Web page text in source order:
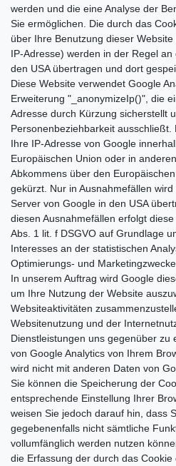
werden und die eine Analyse der
Sie ermöglichen. Die durch das
über Ihre Benutzung dieser
IP-Adresse) werden in der Regel
den USA übertragen und dort
Diese Website verwendet Google
Erweiterung "_anonymizeIp()", die
Adresse durch Kürzung sicherstellt
Personenbeziehbarkeit ausschließt.
Ihre IP-Adresse von Google
Europäischen Union oder in
Abkommens über den
gekürzt. Nur in Ausnahmefällen
Server von Google in den USA
diesen Ausnahmefällen erfolgt
Abs. 1 lit. f DSGVO auf Grundlage
Interesses an der statistischen
Optimierungs- und
In unserem Auftrag wird Google
um Ihre Nutzung der Website
Websiteaktivitäten
Websitenutzung und der
Dienstleistungen uns gegenüber zu
von Google Analytics von Ihrem
wird nicht mit anderen Daten von
Sie können die Speicherung der
entsprechende Einstellung Ihrer
weisen Sie jedoch darauf hin, dass
gegebenenfalls nicht sämtliche
vollumfänglich werden nutzen
die Erfassung der durch das